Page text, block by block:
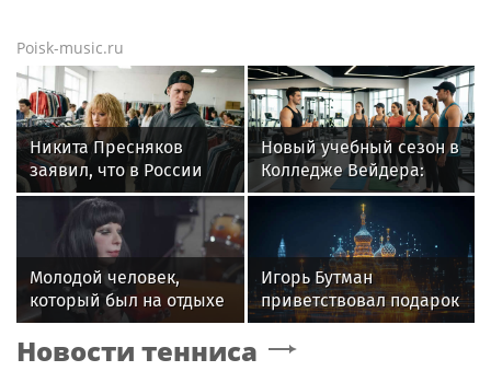
Poisk-music.ru
Никита Пресняков
заявил, что в России
его обидели. И
рассорился с братом
из-за политики
Новый учебный сезон в
Колледже Вейдера:
стартовали очные
программы подготовки
фитнес-тренеров и
специалистов
индустрии здоровья
Молодой человек,
который был на отдыхе
с Агузаровой, опроверг
роман с певицей
Игорь Бутман
приветствовал подарок
квартиры артистке
Долиной
Новости тенниса